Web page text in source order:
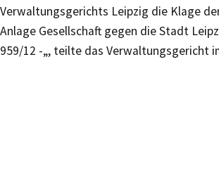
Verwaltungsgerichts Leipzig die Klage
Anlage Gesellschaft gegen die Stadt
959/12 -„, teilte das Verwaltungsgericht